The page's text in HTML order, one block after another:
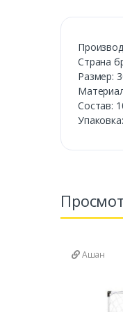
Страна
Размер:
Состав:
Ашан